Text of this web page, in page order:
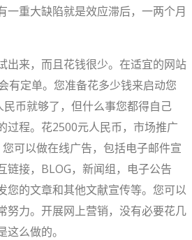
一重大缺陷就是效应滞后，一两个月
出来，而且花钱很少。在适宜的网站
有定单。您准备花多少钱来启动您
币就够了，但什么事您都得自己
过程。花2500元人民币，市场推广
可以做在线广告，包括电子邮件宣
链接，BLOG，新闻组，电子公告
您的文章和其他文献宣传等。您可以
努力。开展网上营销，没有必要花几
么做的。